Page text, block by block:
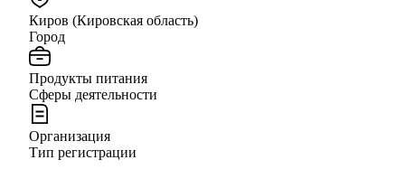
Киров (Кировская область)
Город
Продукты питания
Сферы деятельности
Организация
Тип регистрации